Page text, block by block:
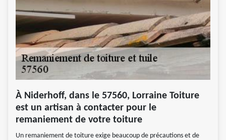
À Niderhoff, dans le 57560, Lorraine Toiture
est un artisan à contacter pour le
remaniement de votre toiture
Un remaniement de toiture exige beaucoup de précautions et de